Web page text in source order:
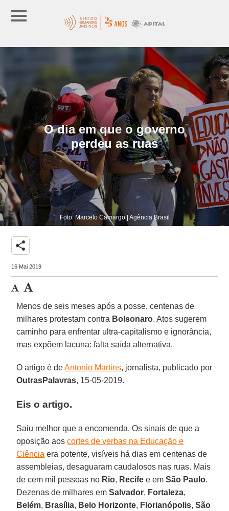
O dia em que o governo
perdeu as ruas
Foto: Marcelo Camargo | Agência Brasil
share
16 Mai 2019
Menos de seis meses após a posse, centenas de
milhares protestam contra Bolsonaro. Atos sugerem
caminho para enfrentar ultra-capitalismo e ignorância,
mas expõem lacuna: falta saída alternativa.
O artigo é deAntonio Martins, jornalista, publicado por
OutrasPalavras, 15-05-2019.
Eis o artigo.
Saiu melhor que a encomenda. Os sinais de que a
oposição aoscortes de verbas na Educação e
Ciência era potente, visíveis há dias em centenas de
assembleias, desaguaram caudalosos nas ruas. Mais
de cem mil pessoas no Rio, Recifee emSão Paulo.
Dezenas de milhares emSalvador, Fortaleza,
Belém, Brasília, Belo Horizonte, Florianópolis,São